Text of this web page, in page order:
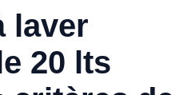
laver
20 lts